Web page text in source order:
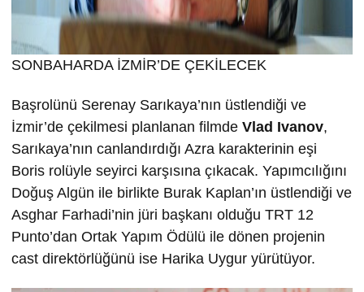
SONBAHARDA İZMİR’DE ÇEKİLECEK
Başrolünü Serenay Sarıkaya’nın üstlendiği ve
İzmir’de çekilmesi planlanan filmde Vlad Ivanov,
Sarıkaya’nın canlandırdığı Azra karakterinin eşi
Boris rolüyle seyirci karşısına çıkacak. Yapımcılığını
Doğuş Algün ile birlikte Burak Kaplan’ın üstlendiği ve
Asghar Farhadi’nin jüri başkanı olduğu TRT 12
Punto’dan Ortak Yapım Ödülü ile dönen projenin
cast direktörlüğünü ise Harika Uygur yürütüyor.